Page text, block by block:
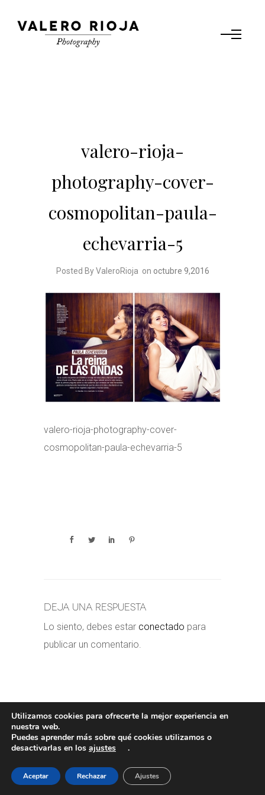
valero-rioja-
photography-cover-
cosmopolitan-paula-
echevarria-5
Posted By ValeroRioja on octubre 9,2016
valero-rioja-photography-cover-
cosmopolitan-paula-echevarria-5
Deja una respuesta
Lo siento, debes estar conectado para
publicar un comentario.
POLÍTICA DE COOKIES - POLÍTICA
VALERORIOJA
Utilizamos cookies para ofrecerte la mejor experiencia en
nuestra web.
Puedes aprender más sobre qué cookies utilizamos o
desactivarlas en los ajustes .
Aceptar Rechazar Ajustes